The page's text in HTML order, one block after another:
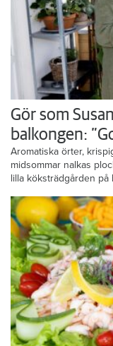
Gör som
balkongen:
Aromatiska örter,
midsommar nalkas
lilla köksträdgården på